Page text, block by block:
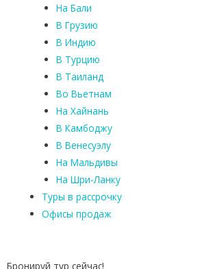
На Бали
В Грузию
В Индию
В Турцию
В Таиланд
Во Вьетнам
На Хайнань
В Камбоджу
В Венесуэлу
На Мальдивы
На Шри-Ланку
Туры в рассрочку
Офисы продаж
Бронируй тур сейчас!